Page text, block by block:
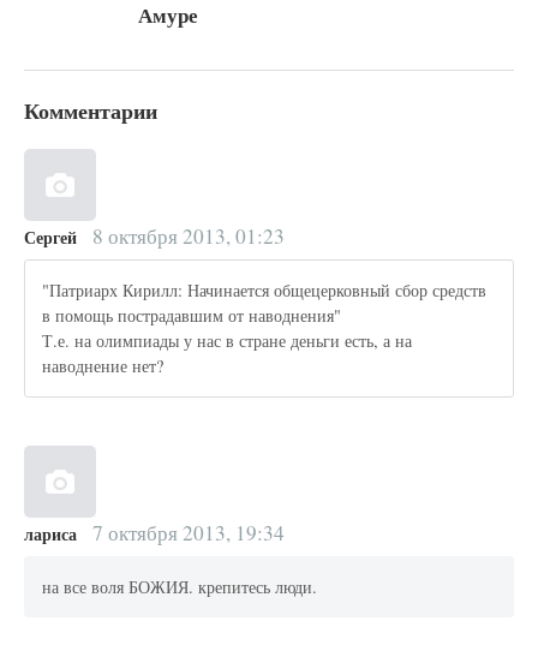
Амуре
Комментарии
Сергей 8 октября 2013, 01:23
"Патриарх Кирилл: Начинается общецерковный сбор средств
в помощь пострадавшим от наводнения"
Т.е. на олимпиады у нас в стране деньги есть, а на
наводнение нет?
лариса 7 октября 2013, 19:34
на все воля БОЖИЯ. крепитесь люди.